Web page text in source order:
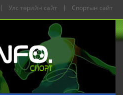
| Улс төрийн сайт | Спортын сайт